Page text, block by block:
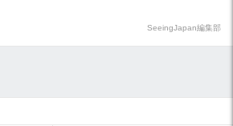
SeeingJapan編集部